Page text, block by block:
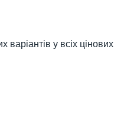
у всіх цінових